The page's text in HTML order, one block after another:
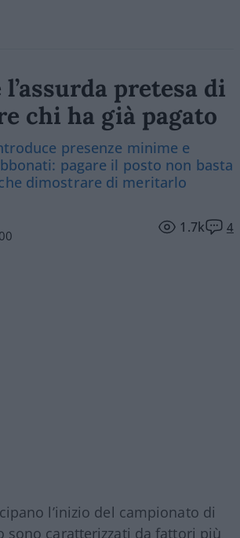
pretesa di
chi ha già pagato
presenze minime e
pagare il posto non basta
dimostrare di meritarlo
1.7k 4